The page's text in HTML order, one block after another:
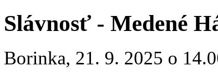
Slávnosť - Medené
Borinka, 21. 9. 2025 o